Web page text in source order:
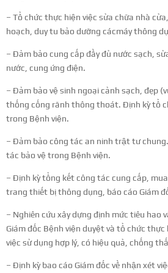
– Tổ chức thực hiện việc sửa chữa nhà
hoạch, duy tu bảo dưỡng cácmáy thông
– Đảm bảo cung cấp đầy đủ nước sạch,
nước, cung ứng điện.
– Đảm bảo vệ sinh ngoại cảnh sạch, đẹp
thống cống rãnh thông thoát. Định kỳ tổ
trong Bệnh viện.
– Đảm bảo công tác an ninh trật tư
tác bảo vệ trong Bệnh viện.
– Định kỳ tổng kết công tác cung cấp,
trang thiết bị thông dụng, báo cáo Giám
– Nghiên cứu xây dựng định mức tiêu hao
Giám đốc Bệnh viện duyệt và tổ chức
việc sử dụng hợp lý, có hiệu quả, chống
– Định kỳ bao cáo Giám đốc về nhận xét